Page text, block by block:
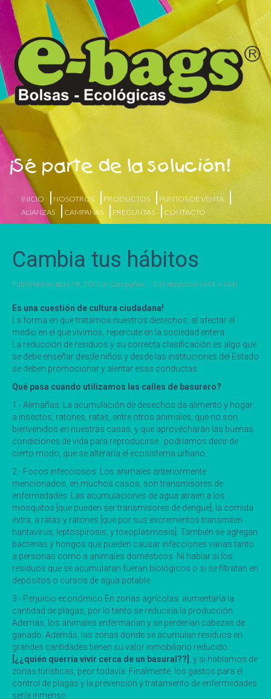
¡Sé parte de la solución!
INICIO NOSOTROS PRODUCTOS
PUNTOS DE VENTA
ALIANZAS
CAMPAÑAS PREGUNTAS CONTACTO
Cambia tus hábitos
Published on abril 19, 2014 in Campañas Full resolution (444 × 444)
Es una cuestión de cultura ciudadana!
La forma en que tratamos nuestros desechos, al afectar el
medio en el que vivimos, repercute en la sociedad entera.
La reducción de residuos y su correcta clasificación es algo que
se debe enseñar desde niños y desde las instituciones del Estado
se deben promocionar y alentar esas conductas.
Qué pasa cuando utilizamos las calles de basurero?
1.- Alimañas. La acumulación de desechos da alimento y hogar
a insectos, ratones, ratas, entre otros animales, que no son
bienvenidos en nuestras casas, y que aprovecharán las buenas
condiciones de vida para reproducirse.. podríamos decir de
cierto modo, que se alteraría el ecosistema urbano.
2.- Focos infecciosos. Los animales anteriormente
mencionados, en muchos casos, son transmisores de
enfermedades. Las acumulaciones de agua atraen a los
mosquitos [que pueden ser transmisores de dengue], la comida
extra, a ratas y ratones [que por sus excrementos transmiten
hantavirus, leptospirosis, y toxoplasmosis]. También se agregan
bacterias y hongos que pueden causar infecciones varias tanto
a personas como a animales domésticos. Ni hablar si los
residuos que se acumularan fueran biológicos o si se filtratan en
depósitos o cursos de agua potable…
3.- Perjuicio económico En zonas agrícolas: aumentaría la
cantidad de plagas, por lo tanto se reduciría la producción.
Además, los animales enfermarían y se perderían cabezas de
ganado. Además, las zonas donde se acumulan residuos en
grandes cantidades tienen su valor inmobiliario reducido
[¿¿quién querría vivir cerca de un basural??] , y si hablamos de
zonas turísticas, peor todavía. Finalmente, los gastos para el
control de plagas y la prevención y tratamiento de enfermedades
sería inmenso.